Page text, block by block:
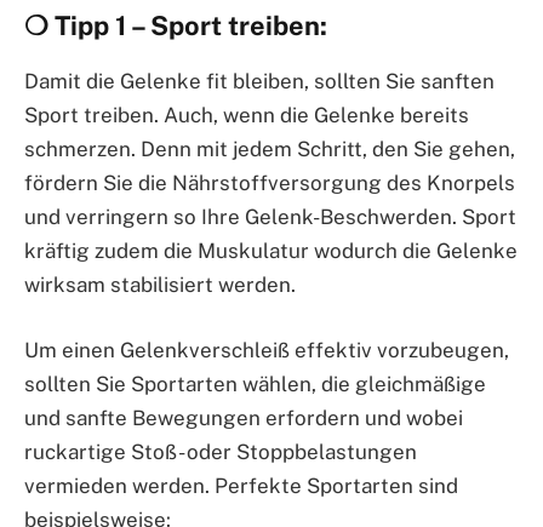
❍ Tipp 1 – Sport treiben:
Damit die Gelenke fit bleiben, sollten Sie sanften
Sport treiben. Auch, wenn die Gelenke bereits
schmerzen. Denn mit jedem Schritt, den Sie gehen,
fördern Sie die Nährstoffversorgung des Knorpels
und verringern so Ihre Gelenk-Beschwerden. Sport
kräftig zudem die Muskulatur wodurch die Gelenke
wirksam stabilisiert werden.
Um einen Gelenkverschleiß effektiv vorzubeugen,
sollten Sie Sportarten wählen, die gleichmäßige
und sanfte Bewegungen erfordern und wobei
ruckartige Stoß- oder Stoppbelastungen
vermieden werden. Perfekte Sportarten sind
beispielsweise: